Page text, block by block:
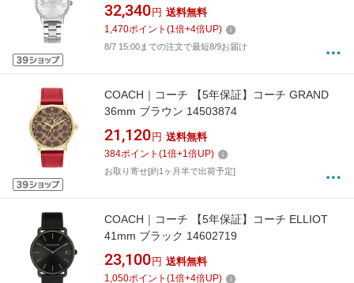
32,340 円 送料無料
1,470ポイント (1倍+4倍UP)
8/7 15:00までの注文で最短8/9お届け
COACH｜コーチ 【5年保証】コーチ GRAND
36mm ブラウン 14503874
21,120 円 送料無料
384ポイント (1倍+1倍UP)
お取り寄せ[約1ヶ月半で出荷予定]
COACH｜コーチ 【5年保証】コーチ ELLIOT
41mm ブラック 14602719
23,100 円 送料無料
1,050ポイント (1倍+4倍UP)